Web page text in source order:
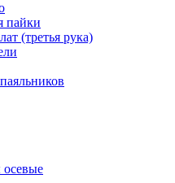
пайки
(третья рука)